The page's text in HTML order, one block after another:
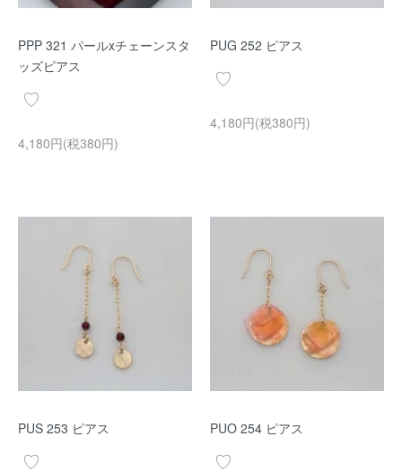
PPP 321 パールxチェーンスタ
ッズピアス
4,180円(税380円)
PUG 252 ピアス
4,180円(税380円)
PUS 253 ピアス PUO 254 ピアス